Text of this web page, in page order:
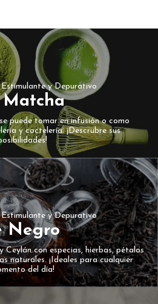
y Depurativo
Matcha
puede tomar en infusión o como
y coctelería. ¡Descrubre sus
y Depurativo
Negro
Ceylán con especias, hierbas, pétalos
naturales. ¡Ideales para cualquier
del día!